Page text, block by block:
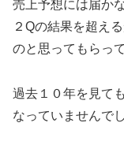
売上予想には届か
２Qの結果を超え
のと思ってもらっ
過去１０年を見て
なっていませんでし